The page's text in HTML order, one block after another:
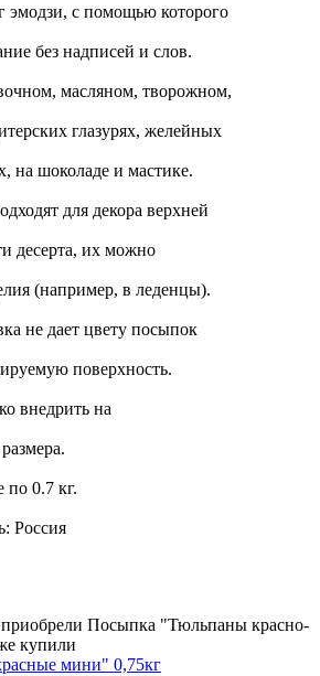
эмодзи, с помощью которого
без надписей и слов.
масляном, творожном,
глазурях, желейных
на шоколаде и мастике.
для декора верхней
десерта, их можно
(например, в леденцы).
не дает цвету посыпок
поверхность.
внедрить на
по 0.7 кг.
Россия
Посыпка "Тюльпаны красно-
купили
мини" 0,75кг